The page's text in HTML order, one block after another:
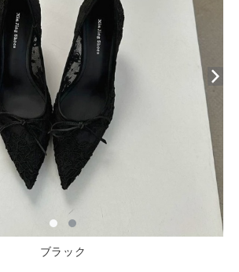
ブラック